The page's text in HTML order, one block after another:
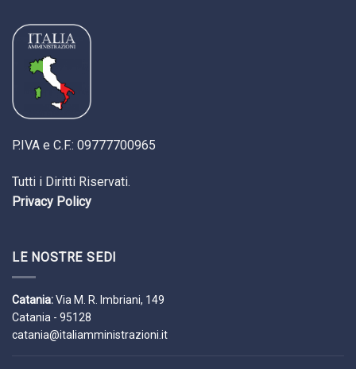
P.IVA e C.F.: 09777700965
Tutti i Diritti Riservati.
Privacy Policy
LE NOSTRE SEDI
Catania:Via M. R. Imbriani, 149
Catania - 95128
catania@italiamministrazioni.it